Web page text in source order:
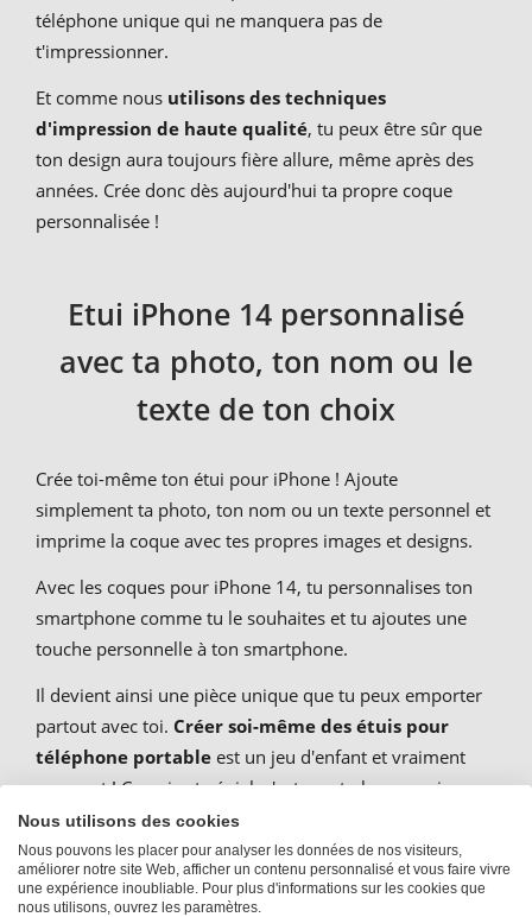
téléphone unique qui ne manquera pas de
t'impressionner.
Et comme nous utilisons des techniques
d'impression de haute qualité, tu peux être sûr que
ton design aura toujours fière allure, même après des
années. Crée donc dès aujourd'hui ta propre coque
personnalisée !
Etui iPhone 14 personnalisé
avec ta photo, ton nom ou le
texte de ton choix
Crée toi-même ton étui pour iPhone ! Ajoute
simplement ta photo, ton nom ou un texte personnel et
imprime la coque avec tes propres images et designs.
Avec les coques pour iPhone 14, tu personnalises ton
smartphone comme tu le souhaites et tu ajoutes une
touche personnelle à ton smartphone.
Il devient ainsi une pièce unique que tu peux emporter
partout avec toi. Créer soi-même des étuis pour
téléphone portable est un jeu d'enfant et vraiment
amusant ! Ce qui est génial, c'est que tu les conçois
entièrement selon tes souhaits. Ton iPhone 14 Pro
deviendra ainsi un point de mire unique.
Tu trouveras les différents modèles dans de
Nous utilisons des cookies
Nous pouvons les placer pour analyser les données de nos visiteurs,
améliorer notre site Web, afficher un contenu personnalisé et vous faire vivre
une expérience inoubliable. Pour plus d'informations sur les cookies que
nous utilisons, ouvrez les paramètres.